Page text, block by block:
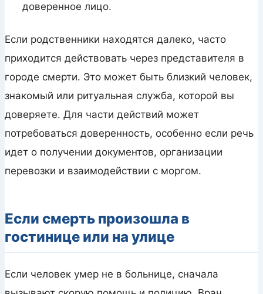
доверенное лицо.
Если родственники находятся далеко, часто
приходится действовать через представителя в
городе смерти. Это может быть близкий человек,
знакомый или ритуальная служба, которой вы
доверяете. Для части действий может
потребоваться доверенность, особенно если речь
идет о получении документов, организации
перевозки и взаимодействии с моргом.
Если смерть произошла в
гостинице или на улице
Если человек умер не в больнице, сначала